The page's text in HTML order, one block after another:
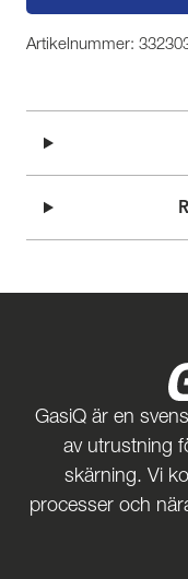
Artikelnummer:
GasiQ är en
av utrustning
skärning. Vi
processer och